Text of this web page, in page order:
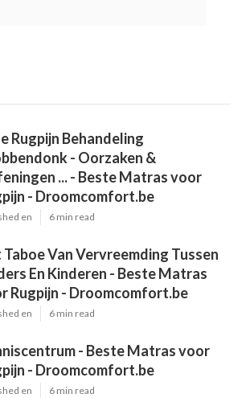
Rugpijn Behandeling
- Oorzaken &
... - Beste Matras voor
- Droomcomfort.be
en 6 min read
Taboe Van Vervreemding Tussen
En Kinderen - Beste Matras
Rugpijn - Droomcomfort.be
en 6 min read
- Beste Matras voor
- Droomcomfort.be
en 6 min read